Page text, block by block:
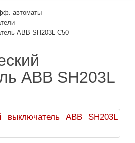
автоматы
ABB SH203L C50
ABB SH203L